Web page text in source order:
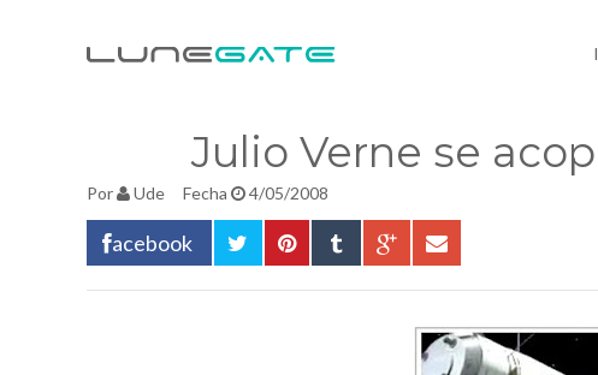
Julio Verne se
Por Ude Fecha 4/05/2008
acebook